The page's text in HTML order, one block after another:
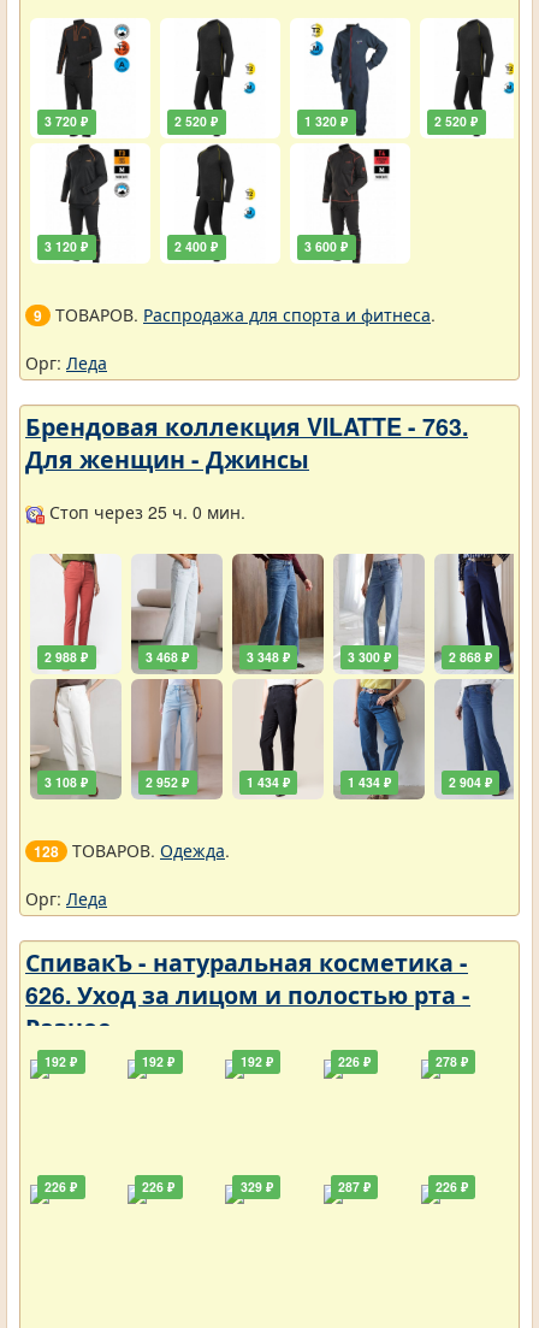
3 720 ₽
3 120 ₽
2 520 ₽
2 400 ₽
1 320 ₽
3 600 ₽
2 520 ₽
9 ТОВАРОВ. Распродажа для спорта и фитнеса.
Орг: Леда
Брендовая коллекция VILATTE - 763.
Для женщин - Джинсы
Стоп через 25 ч. 0 мин.
2 988 ₽
3 108 ₽
3 468 ₽
2 952 ₽
3 348 ₽
1 434 ₽
3 300 ₽
1 434 ₽
2 868 ₽
2 904 ₽
128 ТОВАРОВ. Одежда.
Орг: Леда
СпивакЪ - натуральная косметика -
626. Уход за лицом и полостью рта -
Разное
192 ₽
226 ₽
192 ₽
226 ₽
192 ₽
329 ₽
226 ₽
287 ₽
278 ₽
226 ₽